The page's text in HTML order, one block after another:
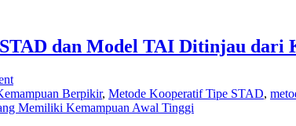
dan Model TAI Ditinjau dari
Berpikir, Metode Kooperatif Tipe STAD,
Memiliki Kemampuan Awal Tinggi